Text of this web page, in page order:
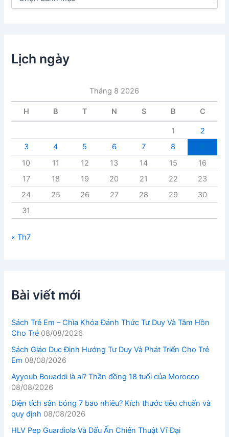
c
b
i
Lịch ngày
Tháng 8 2026
H B T N S B C
1
2
3
4 5 6 7 8
10
11 12 13 14 15
16
17
18 19 20 21 22
23
24
25 26 27 28 29
30
31
« Th7
Bài viết mới
Sách Trẻ Em – Chìa Khóa Đánh Thức Tư Duy Và Tâm Hồn
Cho Trẻ 08/08/2026
Sách Giáo Dục Định Hướng Tư Duy Và Phát Triển Cho Trẻ
Em 08/08/2026
Ayyoub Bouaddi là ai? Thần đồng 18 tuổi của Morocco
08/08/2026
Diện tích sân bóng 7 bao nhiêu? Kích thước tiêu chuẩn và
quy định 08/08/2026
HLV Pep Guardiola Và Dấu Ấn Chiến Thuật Vĩ Đại